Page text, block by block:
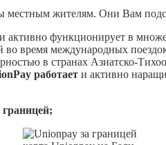
местным жителям. Они Вам
функционирует в
во время международных
в странах Азиатско-
работает и активно